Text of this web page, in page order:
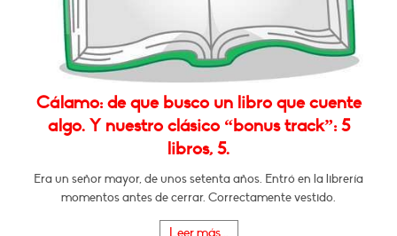
Cálamo: de que busco un libro que cuente
algo. Y nuestro clásico “bonus track”: 5
libros, 5.
Era un señor mayor, de unos setenta años. Entró en la librería
momentos antes de cerrar. Correctamente vestido.